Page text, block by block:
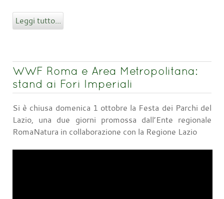
Leggi tutto...
WWF Roma e Area Metropolitana:
stand ai Fori Imperiali
Si è chiusa domenica 1 ottobre la Festa dei Parchi del
Lazio, una due giorni promossa dall’Ente regionale
RomaNatura in collaborazione con la Regione Lazio